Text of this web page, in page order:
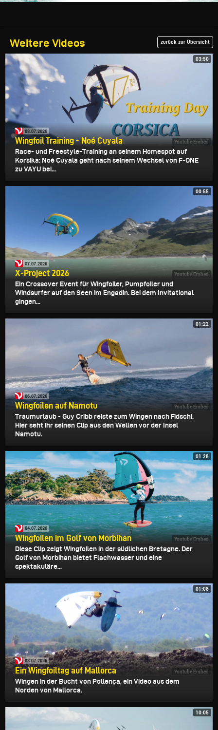
Weitere Videos zurück zur Übersicht
03:50
Youtube Embed
08.07.2026
Wingfoil Training - Noé Cuyala
Race- und Freestyle-Training an seinem Homespot auf
Korsika: Noé Cuyala geht nach seinem Wechsel von F-ONE
zu VAYU bei...
00:55
Youtube Embed
07.07.2026
X-Project 2026
Ein Crossover Event für Wingfoiler, Pumpfoiler und
Windsurfer auf den Seen im Engadin. Bei dem Invitational
gingen...
01:22
Youtube Embed
06.07.2026
Wingfoilen auf Namotu
Traumurlaub - Guy Cribb reiste zum Wingen nach Fidschi.
Hier seht ihr seinen Clip aus den Wellen vor der Insel
Namotu.
01:28
Youtube Embed
04.07.2026
Wingfoilen im Golf von Morbihan
Diese Clip zeigt Wingfoilen in der südlichen Bretagne. Der
Golf von Morbihan bietet Flachwasser und eine
spektakuläre...
01:08
Youtube Embed
03.07.2026
Ein Wingfoiltag auf Mallorca
Wingen in der Bucht von Pollença, ein Video aus dem
Norden von Mallorca.
10:05